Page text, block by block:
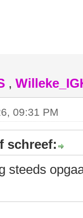
,
09:31 PM
schreef:
steeds